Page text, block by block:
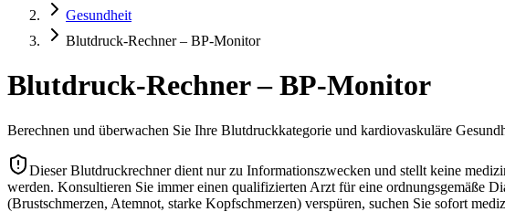
Gesundheit
Blutdruck-Rechner – BP-Monitor
Blutdruck-Rechner – BP-Monitor
Berechnen und überwachen Sie Ihre Blutdruckkategorie und kardiovaskuläre
Dieser Blutdruckrechner dient nur zu Informationszwecken und stellt keine
werden. Konsultieren Sie immer einen qualifizierten Arzt für eine ordnungsgemäße
(Brustschmerzen, Atemnot, starke Kopfschmerzen) verspüren, suchen Sie sofort